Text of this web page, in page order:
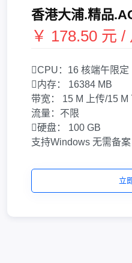
香港大浦.精品
￥ 178.50 元 /
CPU： 16 核端午限定
内存：
16384 MB
带宽：
15 M 上传/15 M
流量： 不限
硬盘：
100 GB
支持Windows 无需备案
立